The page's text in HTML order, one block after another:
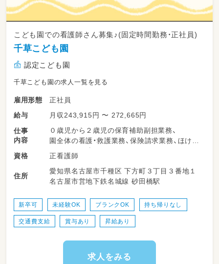
こども園での看護師さん募集♪(固定時間勤務・正社員)
千草こども園
認定こども園
千草こども園の求人一覧を見る
雇用形態
正社員
給与
月収243,915円 〜 272,665円
仕事
内容
０歳児から２歳児の保育補助副担業務、
園全体の看護・救護業務、保険請求業務、ほけん
だよりの作成など
複数担任制をとっているので、子どもの情報も
相談しやすい環境を確保しています。
く可能性はありますが、
まずは業務内容をゆっくり覚えていただきま
す。
わることができる仕事です。
資格 正看護師
住所
愛知県名古屋市千種区 下方町３丁目３番地１
名古屋市営地下鉄名城線 砂田橋駅
新卒可 未経験OK ブランクOK 持ち帰りなし
交通費支給 賞与あり 昇給あり
求人をみる